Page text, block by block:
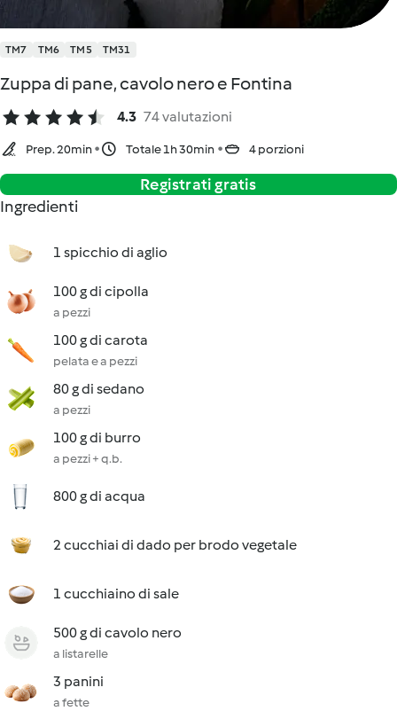
TM7 TM6 TM5 TM31
Zuppa di pane, cavolo nero e Fontina
4.3 74 valutazioni
Prep. 20min Totale 1h 30min 4 porzioni
Registrati gratis
Ingredienti
1 spicchio di aglio
100 g di cipolla
a pezzi
100 g di carota
pelata e a pezzi
80 g di sedano
a pezzi
100 g di burro
a pezzi + q.b.
800 g di acqua
2 cucchiai di dado per brodo vegetale
1 cucchiaino di sale
500 g di cavolo nero
a listarelle
3 panini
a fette